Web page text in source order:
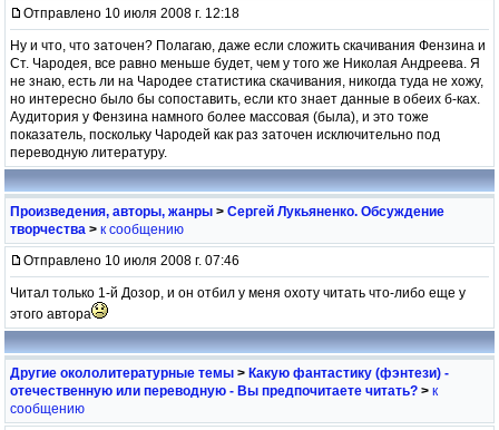
Отправлено 10 июля 2008 г. 12:18
Ну и что, что заточен? Полагаю, даже если сложить скачивания Фензина и
Ст. Чародея, все равно меньше будет, чем у того же Николая Андреева. Я
не знаю, есть ли на Чародее статистика скачивания, никогда туда не хожу,
но интересно было бы сопоставить, если кто знает данные в обеих б-ках.
Аудитория у Фензина намного более массовая (была), и это тоже
показатель, поскольку Чародей как раз заточен исключительно под
переводную литературу.
Произведения, авторы, жанры > Сергей Лукьяненко. Обсуждение
творчества > к сообщению
Отправлено 10 июля 2008 г. 07:46
Читал только 1-й Дозор, и он отбил у меня охоту читать что-либо еще у
этого автора
Другие окололитературные темы > Какую фантастику (фэнтези) -
отечественную или переводную - Вы предпочитаете читать? > к
сообщению